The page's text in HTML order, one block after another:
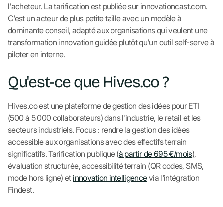
l'acheteur. La tarification est publiée sur innovationcast.com.
C'est un acteur de plus petite taille avec un modèle à
dominante conseil, adapté aux organisations qui veulent une
transformation innovation guidée plutôt qu'un outil self-serve à
piloter en interne.
Qu'est-ce que Hives.co ?
Hives.co est une plateforme de gestion des idées pour ETI
(500 à 5 000 collaborateurs) dans l'industrie, le retail et les
secteurs industriels. Focus : rendre la gestion des idées
accessible aux organisations avec des effectifs terrain
significatifs. Tarification publique (à partir de 695 €/mois),
évaluation structurée, accessibilité terrain (QR codes, SMS,
mode hors ligne) et innovation intelligencevia l'intégration
Findest.